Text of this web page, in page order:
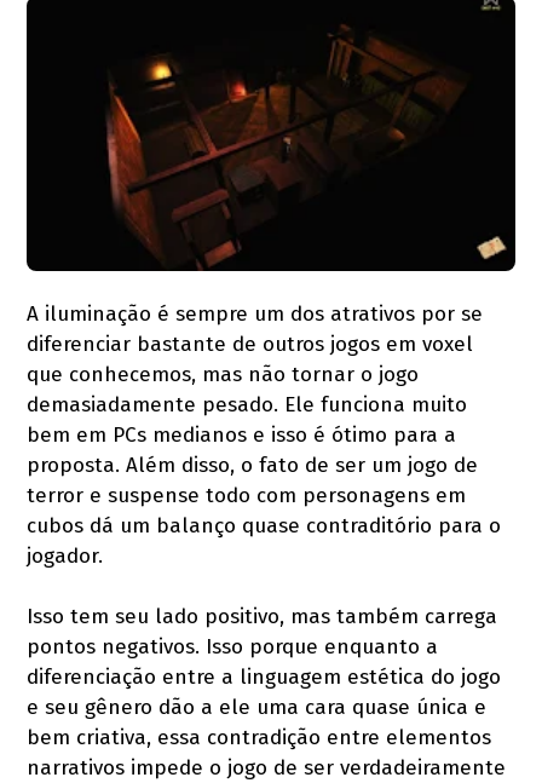
A iluminação é sempre um dos atrativos por se
diferenciar bastante de outros jogos em voxel
que conhecemos, mas não tornar o jogo
demasiadamente pesado. Ele funciona muito
bem em PCs medianos e isso é ótimo para a
proposta. Além disso, o fato de ser um jogo de
terror e suspense todo com personagens em
cubos dá um balanço quase contraditório para o
jogador.
Isso tem seu lado positivo, mas também carrega
pontos negativos. Isso porque enquanto a
diferenciação entre a linguagem estética do jogo
e seu gênero dão a ele uma cara quase única e
bem criativa, essa contradição entre elementos
narrativos impede o jogo de ser verdadeiramente